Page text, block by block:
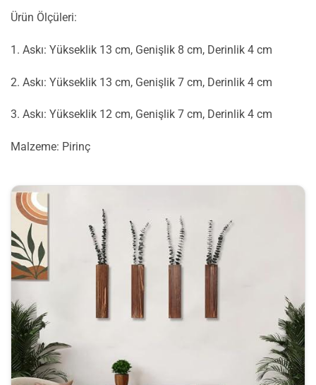
Ürün Ölçüleri:
1. Askı: Yükseklik 13 cm, Genişlik 8 cm, Derinlik 4 cm
2. Askı: Yükseklik 13 cm, Genişlik 7 cm, Derinlik 4 cm
3. Askı: Yükseklik 12 cm, Genişlik 7 cm, Derinlik 4 cm
Malzeme: Pirinç